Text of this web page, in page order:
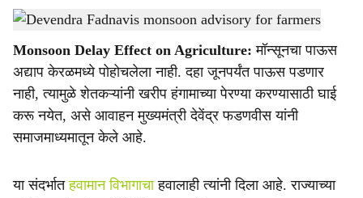
a
r
e
Devendra Fadnavis monsoon advisory for farmers-Agrowon
Monsoon Delay Effect on Agriculture: मॉन्सूनचा पाऊस
अद्याप केरळमध्ये पोहोचलेला नाही. दहा जूनपर्यंत पाऊस पडणार
नाही, त्यामुळे शेतकऱ्यांनी खरीप हंगामाच्या पेरण्या करण्यासाठी घाई
करू नयेत, असे आवाहन मुख्यमंत्री देवेंद्र फडणवीस यांनी
समाजमाध्यमातून केले आहे.
या संदर्भातहवामान विभागाचाहवालाही त्यांनी दिला आहे. राज्याच्या